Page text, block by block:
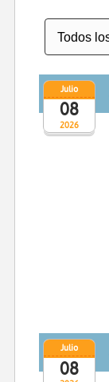
2026
Julio
08
Julio
08